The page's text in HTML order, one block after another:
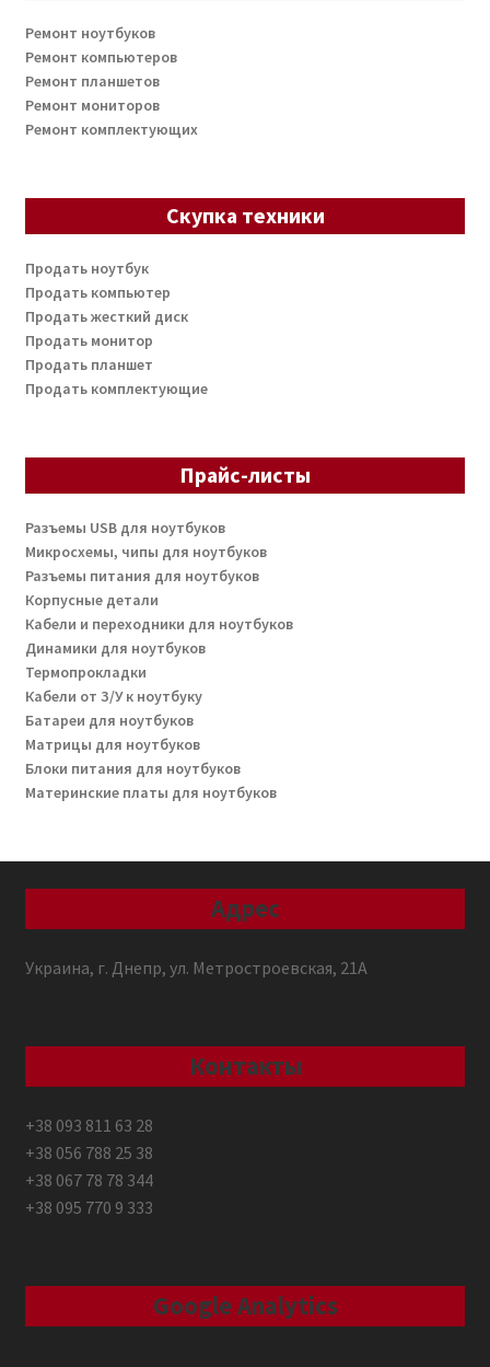
Ремонт ноутбуков
Ремонт компьютеров
Ремонт планшетов
Ремонт мониторов
Ремонт комплектующих
Скупка техники
Продать ноутбук
Продать компьютер
Продать жесткий диск
Продать монитор
Продать планшет
Продать комплектующие
Прайс-листы
Разъемы USB для ноутбуков
Микросхемы, чипы для ноутбуков
Разъемы питания для ноутбуков
Корпусные детали
Кабели и переходники для ноутбуков
Динамики для ноутбуков
Термопрокладки
Кабели от З/У к ноутбуку
Батареи для ноутбуков
Матрицы для ноутбуков
Блоки питания для ноутбуков
Материнские платы для ноутбуков
Адрес
Украина, г. Днепр, ул. Метростроевская, 21А
Контакты
+38 093 811 63 28
+38 056 788 25 38
+38 067 78 78 344
+38 095 770 9 333
Google Analytics